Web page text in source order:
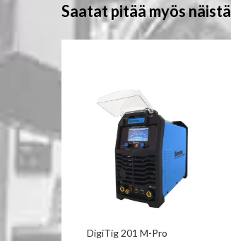
Saatat pitää myös näistä
DigiTig 201 M-Pro